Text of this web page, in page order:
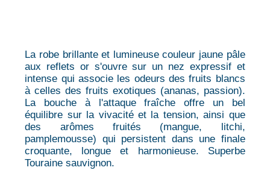
La robe brillante et lumineuse couleur jaune pâle
aux reflets or s'ouvre sur un nez expressif et
intense qui associe les odeurs des fruits blancs
à celles des fruits exotiques (ananas, passion).
La bouche à l'attaque fraîche offre un bel
équilibre sur la vivacité et la tension, ainsi que
des arômes fruités (mangue, litchi,
pamplemousse) qui persistent dans une finale
croquante, longue et harmonieuse. Superbe
Touraine sauvignon.